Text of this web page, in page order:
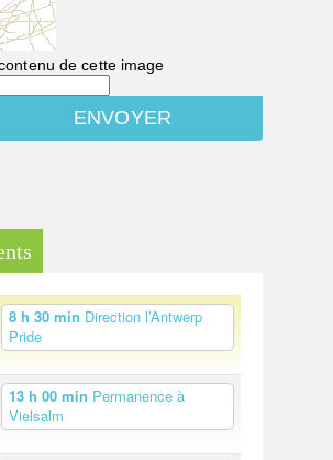
de cette image
8 h 30 min Direction l’Antwerp
Pride
13 h 00 min Permanence à
Vielsalm